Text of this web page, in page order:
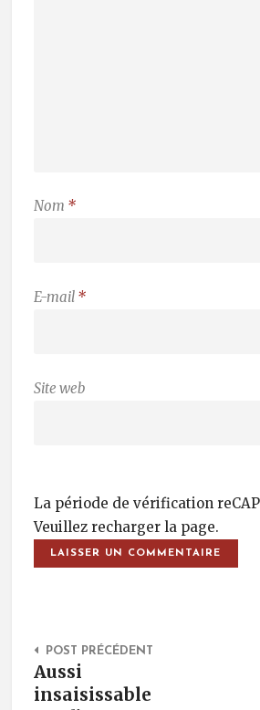
Nom *
E-mail *
Site web
La période de vérification
Veuillez recharger la page.
Post
POST PRÉCÉDENT
Aussi
insaisissable